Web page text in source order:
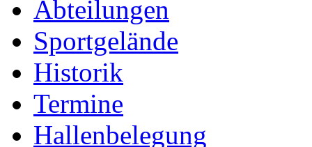
Abteilungen
Sportgelände
Historik
Termine
Hallenbelegung